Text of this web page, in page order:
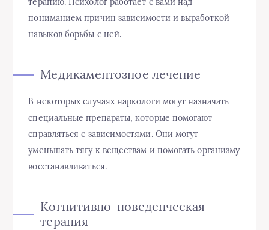
пониманием причин зависимости и выработкой
навыков борьбы с ней.
Медикаментозное лечение
В некоторых случаях наркологи могут назначать
специальные препараты, которые помогают
справляться с зависимостями. Они могут
уменьшать тягу к веществам и помогать организму
восстанавливаться.
Когнитивно-поведенческая
терапия